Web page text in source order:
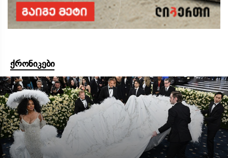
ქრონიკები